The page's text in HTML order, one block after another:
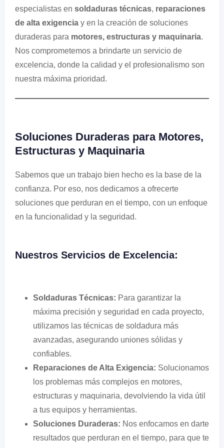
especialistas en soldaduras técnicas, reparaciones
de alta exigencia y en la creación de soluciones
duraderas para motores, estructuras y maquinaria.
Nos comprometemos a brindarte un servicio de
excelencia, donde la calidad y el profesionalismo son
nuestra máxima prioridad.
Soluciones Duraderas para Motores,
Estructuras y Maquinaria
Sabemos que un trabajo bien hecho es la base de la
confianza. Por eso, nos dedicamos a ofrecerte
soluciones que perduran en el tiempo, con un enfoque
en la funcionalidad y la seguridad.
Nuestros Servicios de Excelencia:
Soldaduras Técnicas: Para garantizar la
máxima precisión y seguridad en cada proyecto,
utilizamos las técnicas de soldadura más
avanzadas, asegurando uniones sólidas y
confiables.
Reparaciones de Alta Exigencia: Solucionamos
los problemas más complejos en motores,
estructuras y maquinaria, devolviendo la vida útil
a tus equipos y herramientas.
Soluciones Duraderas: Nos enfocamos en darte
resultados que perduran en el tiempo, para que te